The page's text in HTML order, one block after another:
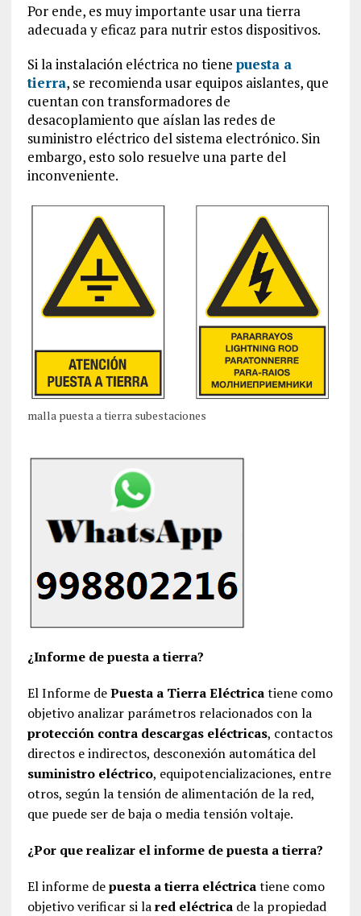
Por ende, es muy importante usar una tierra
adecuada y eficaz para nutrir estos dispositivos.
Si la instalación eléctrica no tiene puesta a
tierra, se recomienda usar equipos aislantes, que
cuentan con transformadores de
desacoplamiento que aíslan las redes de
suministro eléctrico del sistema electrónico. Sin
embargo, esto solo resuelve una parte del
inconveniente.
malla puesta a tierra subestaciones
¿Informe de puesta a tierra?
El Informe dePuesta a Tierra Eléctricatiene como
objetivo analizar parámetros relacionados con la
protección contra descargas eléctricas, contactos
directos e indirectos, desconexión automática del
suministro eléctrico, equipotencializaciones, entre
otros, según la tensión de alimentación de la red,
que puede ser de baja o media tensión voltaje.
¿Por que realizar el informe de puesta a tierra?
El informe depuesta a tierra eléctricatiene como
objetivo verificar si lared eléctricade la propiedad